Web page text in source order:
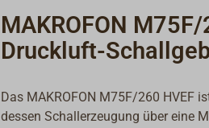
MAKROFON
Druckluft-
Das MAKROFON M75F/260 HVEF
dessen Schallerzeugung über eine